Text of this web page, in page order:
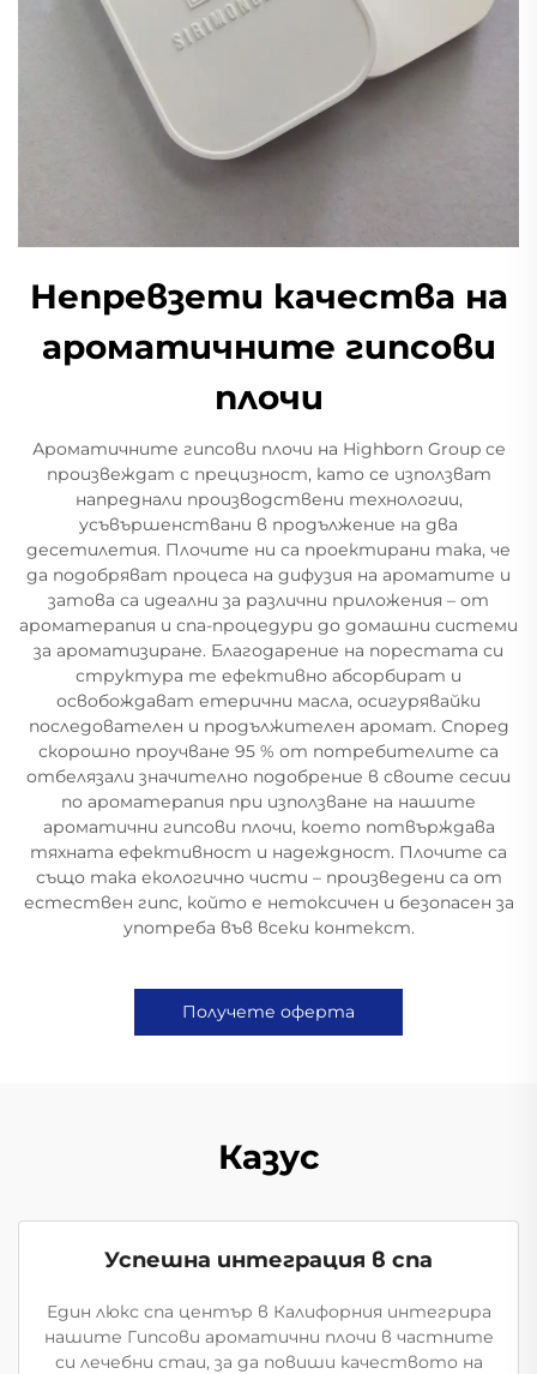
Непревзети качества на
ароматичните гипсови
плочи
Ароматичните гипсови плочи на Highborn Group се
произвеждат с прецизност, като се използват
напреднали производствени технологии,
усъвършенствани в продължение на два
десетилетия. Плочите ни са проектирани така, че
да подобряват процеса на дифузия на ароматите и
затова са идеални за различни приложения – от
ароматерапия и спа-процедури до домашни системи
за ароматизиране. Благодарение на порестата си
структура те ефективно абсорбират и
освобождават етерични масла, осигурявайки
последователен и продължителен аромат. Според
скорошно проучване 95 % от потребителите са
отбелязали значително подобрение в своите сесии
по ароматерапия при използване на нашите
ароматични гипсови плочи, което потвърждава
тяхната ефективност и надеждност. Плочите са
също така екологично чисти – произведени са от
естествен гипс, който е нетоксичен и безопасен за
употреба във всеки контекст.
Получете оферта
Казус
Успешна интеграция в спа
Един люкс спа център в Калифорния интегрира
нашите Гипсови ароматични плочи в частните
си лечебни стаи, за да повиши качеството на